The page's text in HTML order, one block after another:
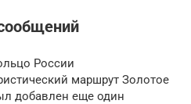
России
маршрут Золотое
добавлен еще один